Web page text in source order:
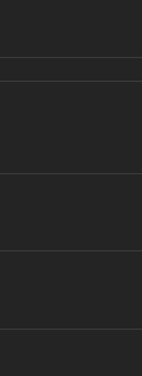
ーション